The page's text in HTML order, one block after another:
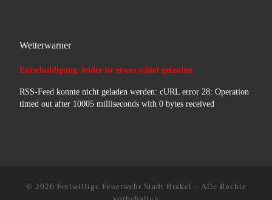
Wetterwarner
Entschuldigung, leider ist etwas schief gelaufen.
RSS-Feed konnte nicht geladen werden: cURL error 28: Operation
timed out after 10005 milliseconds with 0 bytes received
© 2026 Freiwillige Feuerwehr Stadt Brakel – Alle Rechte